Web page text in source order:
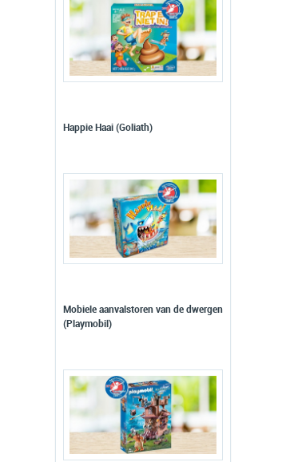
Happie Haai (Goliath)
Mobiele aanvalstoren van de dwergen
(Playmobil)